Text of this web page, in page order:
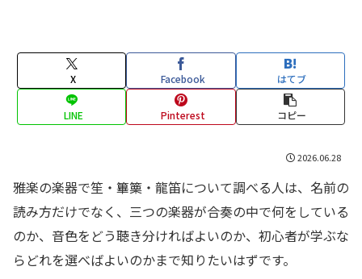
X Facebook はてブ
LINE Pinterest コピー
2026.06.28
雅楽の楽器で笙・篳篥・龍笛について調べる人は、名前の
読み方だけでなく、三つの楽器が合奏の中で何をしている
のか、音色をどう聴き分ければよいのか、初心者が学ぶな
らどれを選べばよいのかまで知りたいはずです。